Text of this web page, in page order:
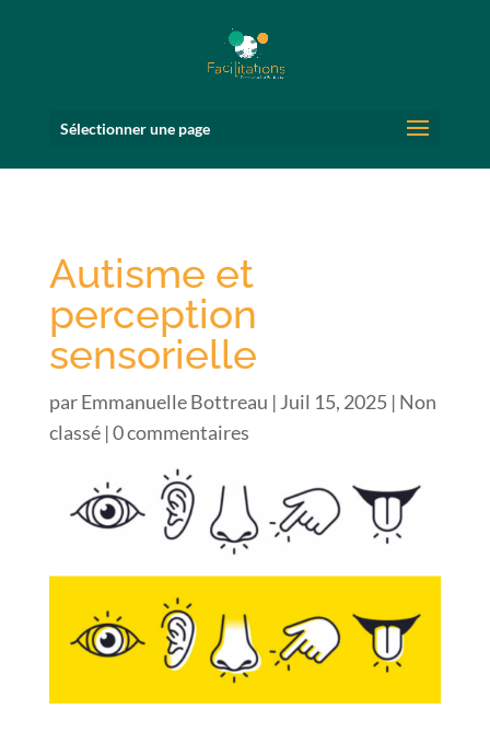
Sélectionner une page
Autisme et
perception
sensorielle
parEmmanuelle Bottreau | Juil 15, 2025| Non
classé|0 commentaires